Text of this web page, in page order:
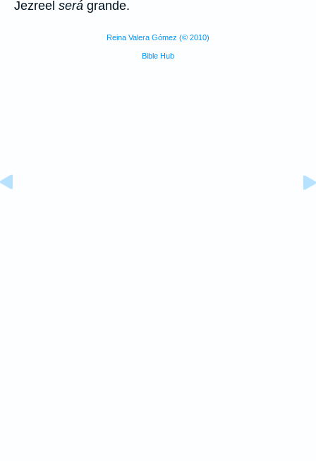
Jezreel será grande.
Reina Valera Gómez (© 2010)
Bible Hub